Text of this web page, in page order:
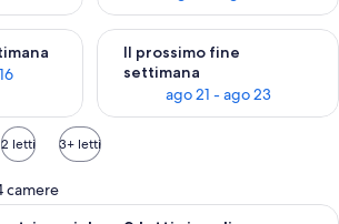
per questo fine settimana, ago 14 -
Il prossimo fine
settimana
ago 21 - ago 23
Verifica la disponibilità per il
2 letti 3+ letti
camere
Un letto rifatto con una coperta blu